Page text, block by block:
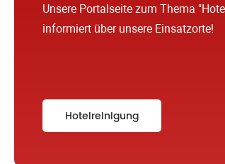
Unsere Portalseite zum Thema
informiert über unsere Einsatzorte!
Hotelreinigung